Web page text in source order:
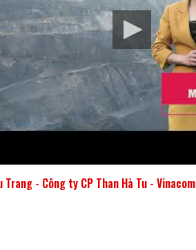
Trang - Công ty CP Than Hà Tu -